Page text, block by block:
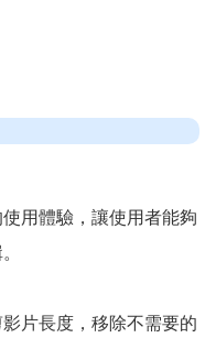
用體驗，讓使用者能夠
片長度，移除不需要的